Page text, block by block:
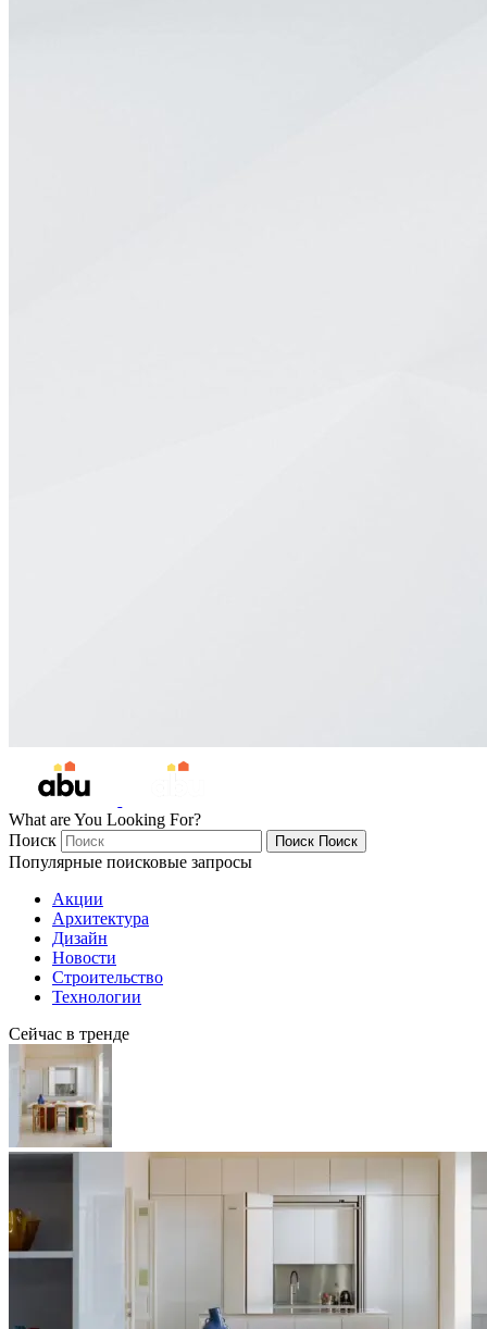
What are You Looking For?
Поиск
Поиск Поиск
Популярные поисковые запросы
Акции
Архитектура
Дизайн
Новости
Строительство
Технологии
Сейчас в тренде